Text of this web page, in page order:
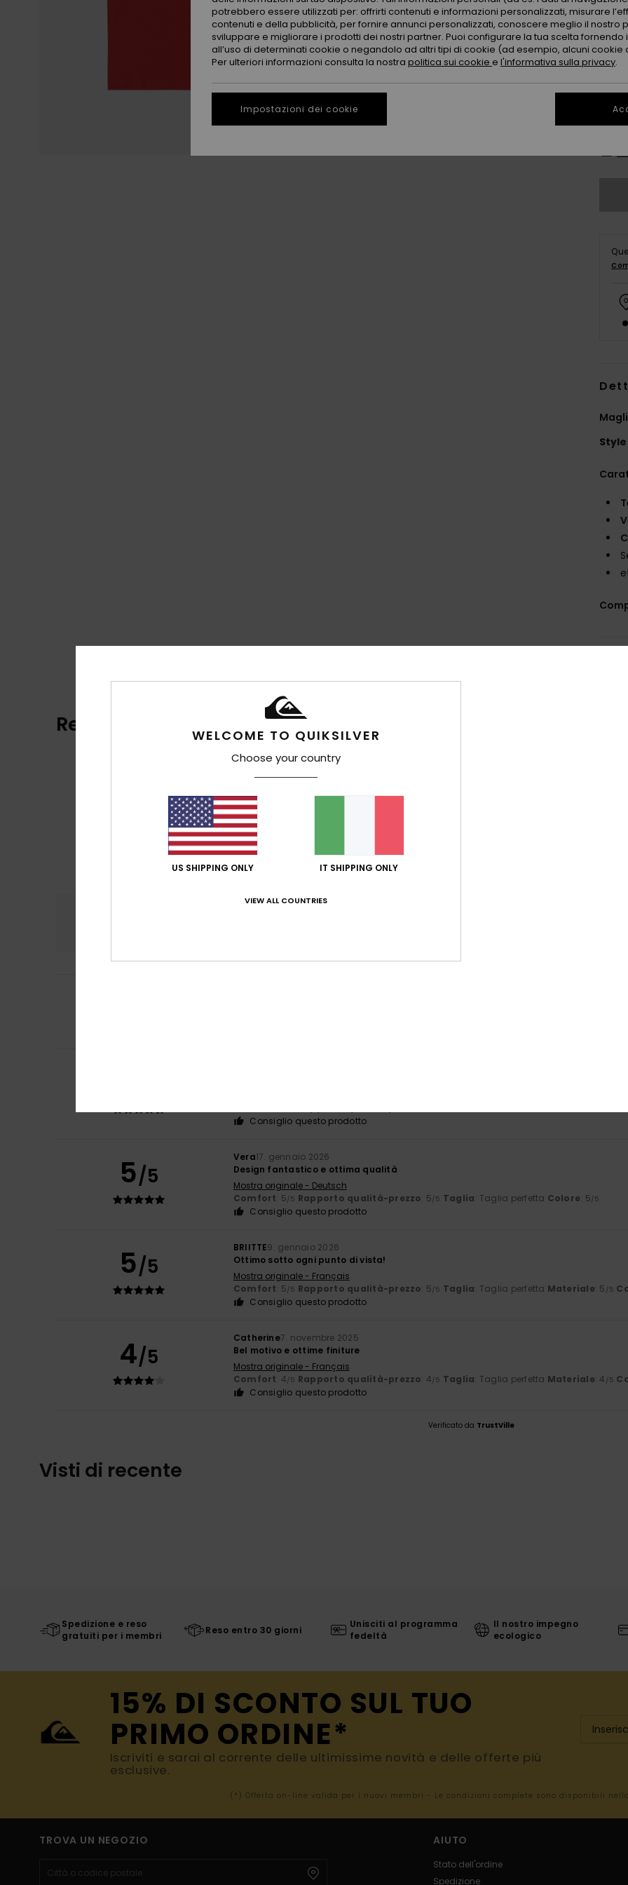
Style
Recensioni dei clienti
basato su5 recensioni verificate
Il 100% dei nostri clienti consiglia questo prodotto
Consiglio questo prodotto
5/5
Vera17. gennaio 2026
Design fantastico e ottima qualità
Mostra originale - Deutsch
Comfort: 5/5 Rapporto qualità-prezzo: 5/5 Taglia: Taglia perfetta Colore: 5/5
Consiglio questo prodotto
5/5
BRIITTE9. gennaio 2026
Ottimo sotto ogni punto di vista!
Mostra originale - Français
Comfort: 5/5 Rapporto qualità-prezzo: 5/5 Taglia: Taglia perfetta Materiale: 5 /5
Consiglio questo prodotto
4/5
Catherine7. novembre 2025
Bel motivo e ottime finiture
Mostra originale - Français
Comfort: 4/5 Rapporto qualità-prezzo: 4/5 Taglia: Taglia perfetta Materiale: 4 /5
Consiglio questo prodotto
Verificato da TrustVille
Visti di recente
Spedizione e reso
gratuiti per i membri
Reso entro 30 giorni
Unisciti al programma
fedeltà
Il nostro impegno
ecologico
15% DI SCONTO SUL TUO
PRIMO ORDINE*
Iscriviti e sarai al corrente delle ultimissime novità e delle offerte più
esclusive.
(*) Offerta on-line valida per i nuovi membri - Le condizioni complete sono disponibili
TROVA UN NEGOZIO AIUTO
Stato dell'ordine
Spedizione
WELCOME TO QUIKSILVER
Choose your country
US SHIPPING ONLY IT SHIPPING ONLY
VIEW ALL COUNTRIES
potrebbero essere utilizzati per: offrirti contenuti e informazioni personalizzati, misurare
contenuti e della pubblicità, per fornire annunci personalizzati, conoscere meglio il nostro
sviluppare e migliorare i prodotti dei nostri partner. Puoi configurare la tua scelta fornendo
all’uso di determinati cookie o negandolo ad altri tipi di cookie (ad esempio, alcuni cookie
Per ulteriori informazioni consulta la nostra politica sui cookie e l'informativa sulla privacy.
Impostazioni dei cookie